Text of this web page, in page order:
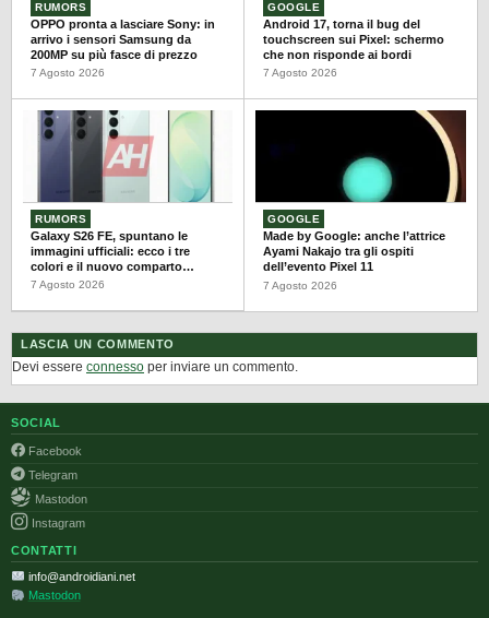
RUMORS
OPPO pronta a lasciare Sony: in
arrivo i sensori Samsung da
200MP su più fasce di prezzo
7 Agosto 2026
GOOGLE
Android 17, torna il bug del
touchscreen sui Pixel: schermo
che non risponde ai bordi
7 Agosto 2026
RUMORS
Galaxy S26 FE, spuntano le
immagini ufficiali: ecco i tre
colori e il nuovo comparto
fotografico
7 Agosto 2026
GOOGLE
Made by Google: anche l’attrice
Ayami Nakajo tra gli ospiti
dell’evento Pixel 11
7 Agosto 2026
LASCIA UN COMMENTO
Devi essere connesso per inviare un commento.
SOCIAL
Facebook
Telegram
Mastodon
Instagram
CONTATTI
info@androidiani.net
Mastodon